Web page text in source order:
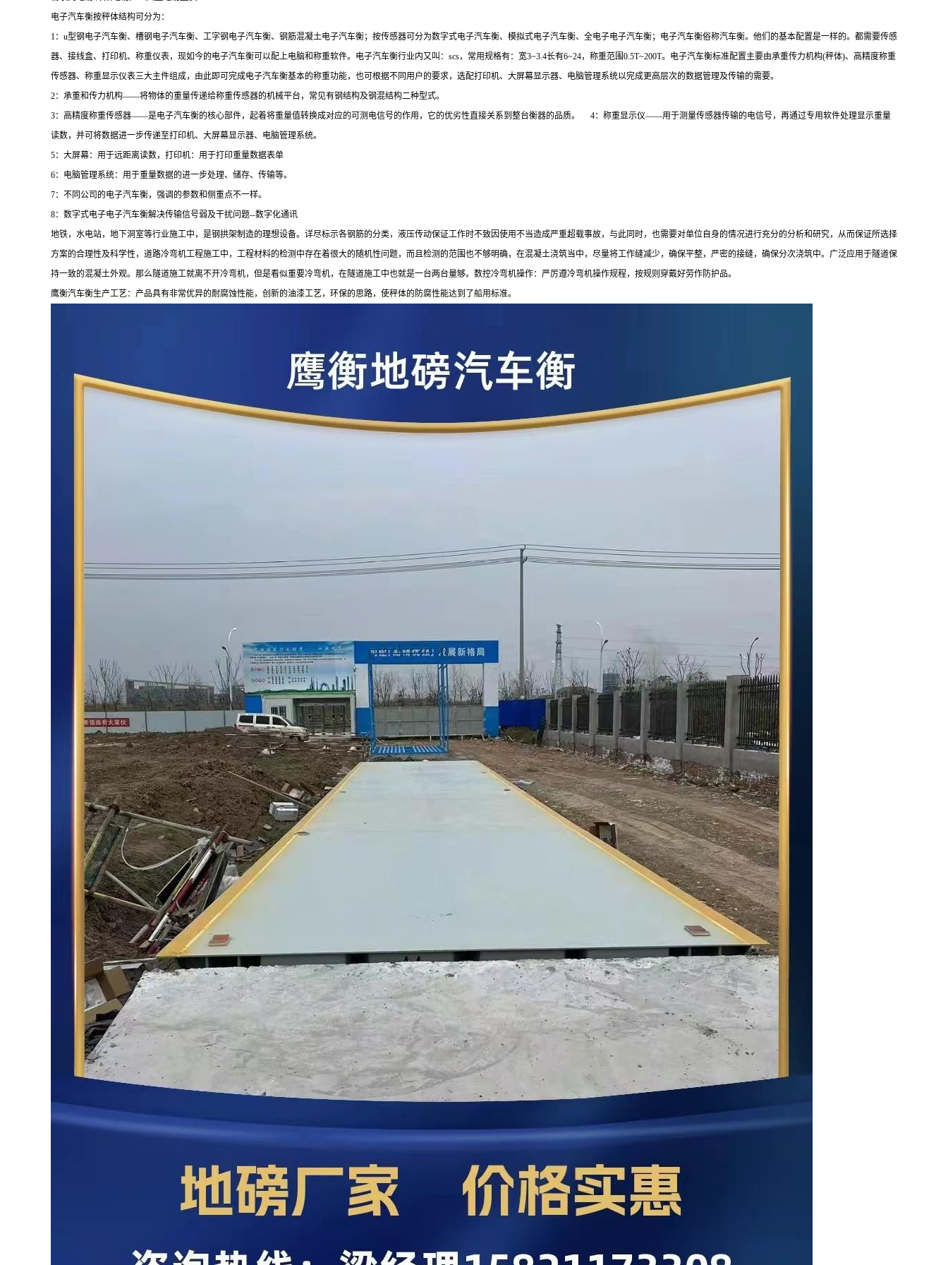
电子汽车衡按秤体结构可分为：
1：u型钢电子汽车衡、槽钢电子汽车衡、工字钢电子汽车衡、钢筋混凝土电子汽车衡；按传感器可分为数字式电子汽车衡、模拟式电子汽车衡、全电子电子汽车衡；电子汽车衡俗称汽车衡。他们的基本配置是一样的。都需要传感
器、接线盒、打印机、称重仪表，现如今的电子汽车衡可以配上电脑和称重软件。电子汽车衡行业内又叫：scs，常用规格有：宽3~3.4长有6~24，称重范围0.5T~200T。电子汽车衡标准配置主要由承重传力机构(秤体)、高精度称重
传感器、称重显示仪表三大主件组成，由此即可完成电子汽车衡基本的称重功能，也可根据不同用户的要求，选配打印机、大屏幕显示器、电脑管理系统以完成更高层次的数据管理及传输的需要。
2：承重和传力机构——将物体的重量传递给称重传感器的机械平台，常见有钢结构及钢混结构二种型式。
3：高精度称重传感器——是电子汽车衡的核心部件，起着将重量值转换成对应的可测电信号的作用，它的优劣性直接关系到整台衡器的品质。 4：称重显示仪——用于测量传感器传输的电信号，再通过专用软件处理显示重量
读数，并可将数据进一步传递至打印机、大屏幕显示器、电脑管理系统。
5：大屏幕：用于远距离读数，打印机：用于打印重量数据表单
6：电脑管理系统：用于重量数据的进一步处理、储存、传输等。
7：不同公司的电子汽车衡，强调的参数和侧重点不一样。
8：数字式电子电子汽车衡解决传输信号弱及干扰问题--数字化通讯
地铁，水电站，地下洞室等行业施工中，是钢拱架制造的理想设备。详尽标示各钢筋的分类，液压传动保证工作时不致因使用不当造成严重超载事故，与此同时，也需要对单位自身的情况进行充分的分析和研究，从而保证所选择
方案的合理性及科学性，道路冷弯机工程施工中，工程材料的检测中存在着很大的随机性问题，而且检测的范围也不够明确，在混凝土浇筑当中，尽量将工作缝减少，确保平整，严密的接缝，确保分次浇筑中。广泛应用于隧道保
持一致的混凝土外观。那么隧道施工就离不开冷弯机，但是看似重要冷弯机，在隧道施工中也就是一台两台量够。数控冷弯机操作：严厉遵冷弯机操作规程，按规则穿戴好劳作防护品。
鹰衡汽车衡生产工艺：产品具有非常优异的耐腐蚀性能，创新的油漆工艺，环保的思路，使秤体的防腐性能达到了船用标准。